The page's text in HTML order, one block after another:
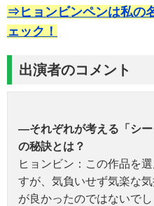
⇒ヒョンビンペンは私の
ェック！
出演者のコメント
―それぞれが考える「シ
の秘訣とは？
ヒョンビン：この作品を
すが、気負いせず気楽な
が良かったのではないでし